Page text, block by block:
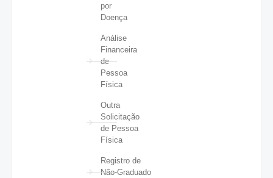
por
Doença
Análise
Financeira
de
Pessoa
Física
Outra
Solicitação
de Pessoa
Física
Registro de
Não-Graduado